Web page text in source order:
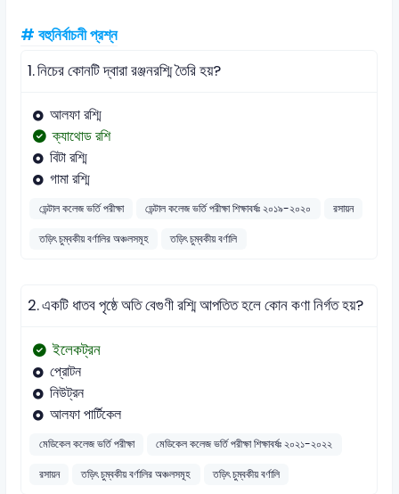
# বহুনির্বাচনী প্রশ্ন
1.নিচের কোনটি দ্বারা রঞ্জনরশ্মি তৈরি হয়?
আলফা রশ্মি
ক্যাথোড রশি
বিটা রশ্মি
গামা রশ্মি
ডেন্টাল কলেজ ভর্তি পরীক্ষা ডেন্টাল কলেজ ভর্তি পরীক্ষা শিক্ষাবর্ষঃ ২০১৯-২০২০
রসায়ন
তড়িৎ চুম্বকীয় বর্ণালির অঞ্চলসমূহ
তড়িৎ চুম্বকীয় বর্ণালি
2.একটি ধাতব পৃষ্ঠে অতি বেগুণী রশ্মি আপতিত হলে কোন কণা নির্গত হয়?
ইলেকট্রন
প্রোটন
নিউট্রন
আলফা পার্টিকেল
মেডিকেল কলেজ ভর্তি পরীক্ষা
মেডিকেল কলেজ ভর্তি পরীক্ষা শিক্ষাবর্ষঃ ২০২১-২০২২
রসায়ন
তড়িৎ চুম্বকীয় বর্ণালির অঞ্চলসমূহ তড়িৎ চুম্বকীয় বর্ণালি